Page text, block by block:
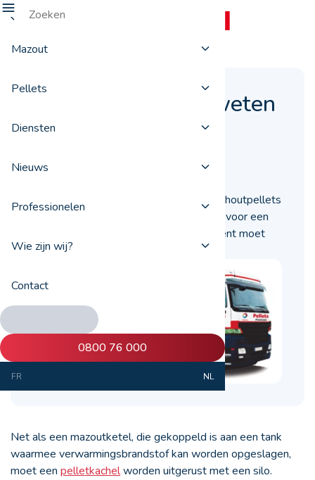
Mazout
Pellets
Diensten
Nieuws
Professionelen
Wie zijn wij?
Contact
0800 76 000
FR NL
Alles wat u moet weten
over pelletsilo's
Overweegt u centrale verwarming met houtpellets
te installeren, dan zult u moeten kiezen voor een
pelletsilo. Ontdek alles wat u hieromtrent moet
weten.
Net als een mazoutketel, die gekoppeld is aan een tank
waarmee verwarmingsbrandstof kan worden opgeslagen,
moet een pelletkachelworden uitgerust met een silo.